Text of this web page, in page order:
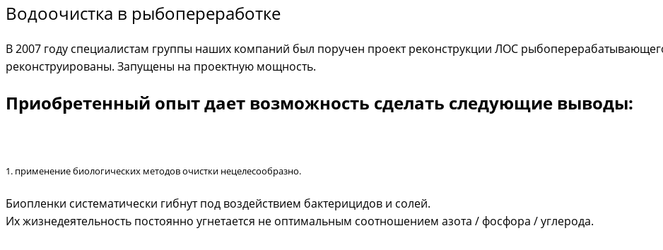
Водоочистка в рыбопереработке
В 2007 году специалистам группы наших компаний был поручен проект реконструкции ЛОС
реконструированы. Запущены на проектную мощность.
Приобретенный опыт дает возможность сделать следующие выводы:
1. применение биологических методов очистки нецелесообразно.
Биопленки систематически гибнут под воздействием бактерицидов и солей.
Их жизнедеятельность постоянно угнетается не оптимальным соотношением азота / фосфора / углерода.